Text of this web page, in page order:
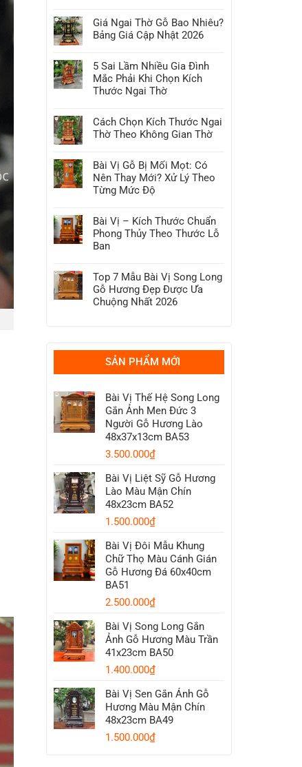
bình
luận
ở
Tố
Ảnh
Hưởng
Đến
Giá
Gỗ
Mà
Bạn
Trước
Khi
Mua
Giá Ngai Thờ Gỗ Bao Nhiêu?
Bảng Giá Cập Nhật 2026
bình
luận
ở
Giá
Bao
Nhiêu?
Bảng
Nhật
2026
5 Sai Lầm Nhiều Gia Đình
Mắc Phải Khi Chọn Kích
Thước Ngai Thờ
bình
luận
ở
Lầm
Nhiều
Gia
Đình
Mắc
Chọn
Kích
Thước
Ngai
Cách Chọn Kích Thước Ngai
Thờ Theo Không Gian Thờ
bình
luận
ở
Cách
Ngai
Thờ
Theo
Không
Bài Vị Gỗ Bị Mối Mọt: Có
Nên Thay Mới? Xử Lý Theo
Từng Mức Độ
bình
luận
ở
Bài
Mối
Mọt:
Có
Nên
Từng
Mức
Bài Vị – Kích Thước Chuẩn
Phong Thủy Theo Thước Lỗ
Ban
bình
luận
ở
Bài
Phong
Thủy
Theo
Thước
Ban
Top 7 Mẫu Bài Vị Song Long
Gỗ Hương Đẹp Được Ưa
Chuộng Nhất 2026
Mẫu
Song
Long
Hương
Đẹp
Được
Chuộng
2026
SẢN PHẨM MỚI
Bài Vị Thế Hệ Song Long
Gắn Ảnh Men Đức 3
Người Gỗ Hương Lào
48x37x13cm BA53
3.500.000₫
Bài Vị Liệt Sỹ Gỗ Hương
Lào Màu Mận Chín
48x23cm BA52
1.500.000₫
Bài Vị Đôi Mẫu Khung
Chữ Thọ Màu Cánh Gián
Gỗ Hương Đá 60x40cm
BA51
2.500.000₫
Bài Vị Song Long Gắn
Ảnh Gỗ Hương Màu Trần
41x23cm BA50
1.400.000₫
Bài Vị Sen Gắn Ảnh Gỗ
Hương Màu Mận Chín
48x23cm BA49
1.500.000₫